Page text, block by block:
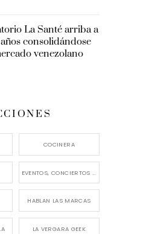
La Santé arriba a
consolidándose
venezolano
COCINERA
HABLAN LAS MARCAS
LA VERGARA GEEK